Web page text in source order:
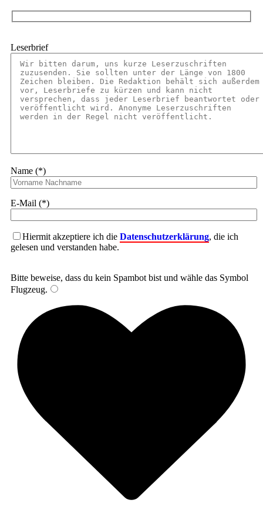
Leserbrief
Name (*)
E-Mail (*)
Hiermit akzeptiere ich die Datenschutzerklärung, die ich
gelesen und verstanden habe.
Bitte beweise, dass du kein Spambot bist und wähle das Symbol
Flugzeug.